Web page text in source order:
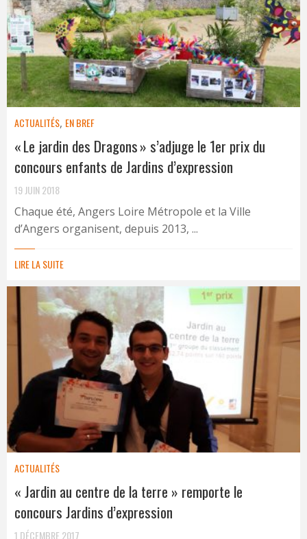
ACTUALITÉS, EN BREF
« Le jardin des Dragons » s’adjuge le 1er prix du
concours enfants de Jardins d’expression
19 JUIN 2018
Chaque été, Angers Loire Métropole et la Ville
d’Angers organisent, depuis 2013, ...
LIRE LA SUITE
ACTUALITÉS
« Jardin au centre de la terre » remporte le
concours Jardins d’expression
1 DÉCEMBRE 2017